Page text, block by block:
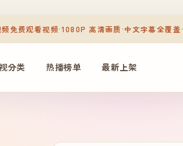
免费观看视频·1080P 高清画质·中文字幕全覆盖·
分类 热播榜单 最新上架